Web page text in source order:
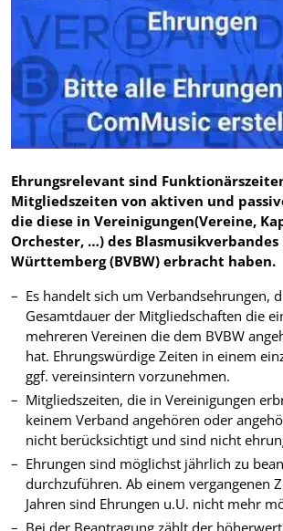
Ehrungsrelevant sind
Mitgliedszeiten von aktiven und
die diese in Vereinigungen(Vereine,
Orchester, …) des Blasmusikverbandes
Württemberg (BVBW) erbracht haben.
Es handelt sich um Verbandsehrungen,
Gesamtdauer der Mitgliedschaften die
mehreren Vereinen die dem BVBW
hat. Ehrungswürdige Zeiten in einem
ggf. vereinsintern vorzunehmen.
Mitgliedszeiten, die in Vereinigungen
keinem Verband angehören oder
nicht berücksichtigt und sind nicht
Ehrungen sind möglichst jährlich zu
durchzuführen. Ab einem vergangenen
Jahren sind Ehrungen u.U. nicht mehr
Bei der Beantragung zählt der